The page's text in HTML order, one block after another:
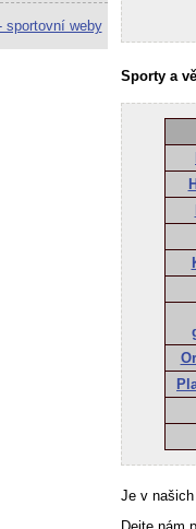
Sporty a
Je v